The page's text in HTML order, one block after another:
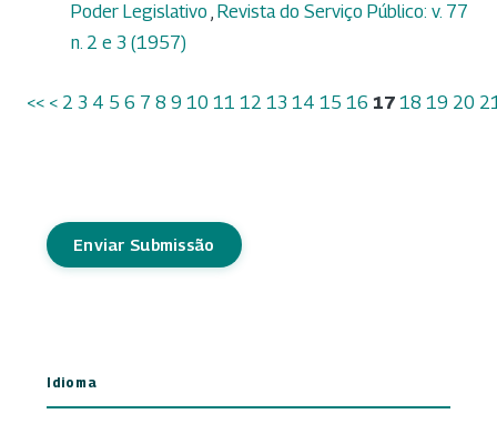
Poder Legislativo , Revista do Serviço Público: v. 77
n. 2 e 3 (1957)
<< < 2 3 4 5 6 7 8 9 10 11 12 13 14 15 16 17 18 19 20
Enviar Submissão
Idioma